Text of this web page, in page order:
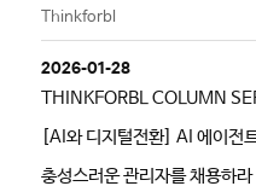
Thinkforbl
2026-01-28
THINKFORBL COLUMN
[AI와 디지털전환] AI 에이전
충성스러운 관리자를 채용하라